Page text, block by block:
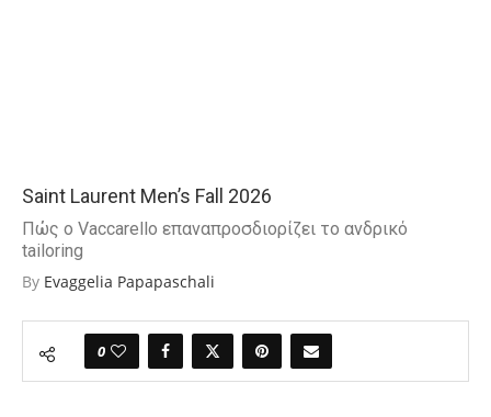
Saint Laurent Men’s Fall 2026
Πώς ο Vaccarello επαναπροσδιορίζει το ανδρικό
tailoring
By Evaggelia Papapaschali
0